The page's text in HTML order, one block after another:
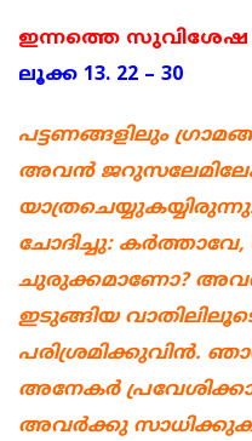
ഇന്നത്തെ
ലൂക്ക 13. 22 – 30
പട്ടണങ്ങളിലും
അവന്‍
ചോദിച്ചു: കര്‍ത്താവേ,
ചുരുക്കമാണോ?
ഇടുങ്ങിയ
പരിശ്രമിക്കുവിന്‍.
അനേകര്‍
അവര്‍ക്കു